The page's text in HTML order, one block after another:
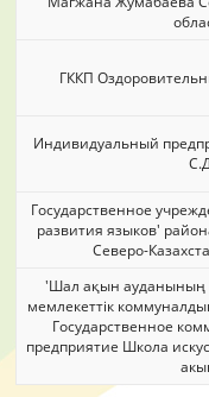
ГККП
Индивидуальный
Государственное
развития языков'
Северо-
'Шал ақын ауданының
мемлекеттік
Государственное
предприятие Школа